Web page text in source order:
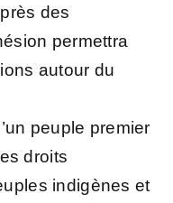
des
permettra
autour du
peuple premier
droits
indigènes et